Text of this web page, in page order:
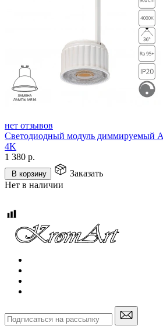
нет отзывов
Светодиодный модуль диммируемый
4K
1 380 р.
В корзину
Заказать
Нет в наличии